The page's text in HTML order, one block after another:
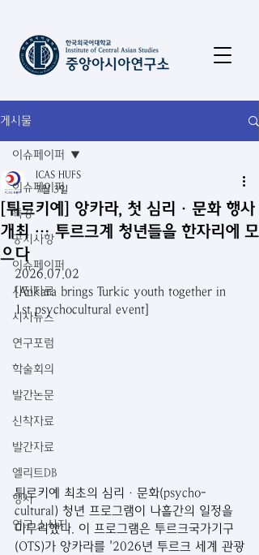
게시물
이슈페이퍼
특강
공지사항
이슈페이퍼
사진자료
시사뉴스
연구포럼
학술회의
발간논문
신착자료
발간자료
엘리트DB
행사
연구 소식지
이슈페이퍼
[튀르키예] 앙카라, 첫 심리·문화 행사
개최 … 투르크계 청년들을 한자리에 모
으다
ICAS HUFS
7월 3일
2026.07.02
[Ankara brings Turkic youth together in
1st psychocultural event]
튀르키예 최초의 심리·문화(psycho-
cultural) 청년 프로그램이 나흘간의 일정을
마무리했다. 이 프로그램은 투르크국가기구
(OTS)가 앙카라를 '2026년 투르크 세계 관광